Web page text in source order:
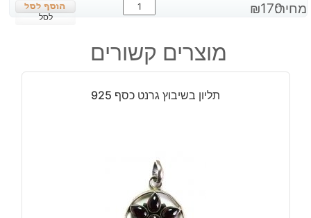
מחיר: ₪170
של
בשיבוץ
ג'ספר
אדמדם
לסל
מוצרים קשורים
תליון בשיבוץ גרנט כסף 925